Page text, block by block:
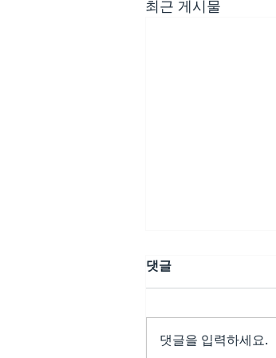
최근 게시물
댓글
댓글을 입력하세요.